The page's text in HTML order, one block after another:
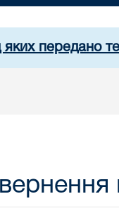
яких передано